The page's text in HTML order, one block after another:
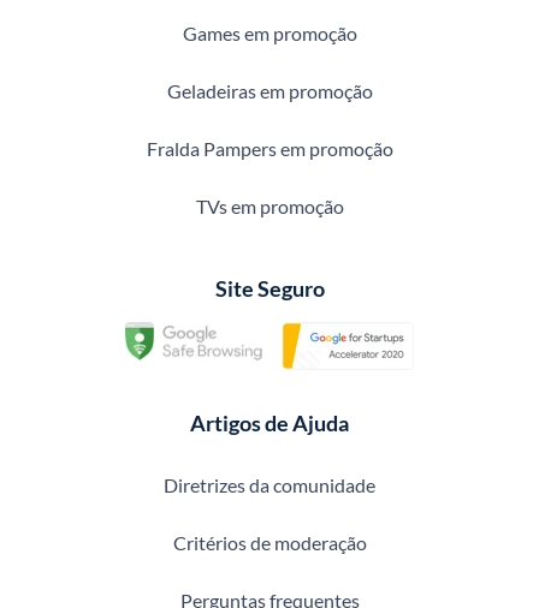
Games em promoção
Geladeiras em promoção
Fralda Pampers em promoção
TVs em promoção
Site Seguro
Artigos de Ajuda
Diretrizes da comunidade
Critérios de moderação
Perguntas frequentes